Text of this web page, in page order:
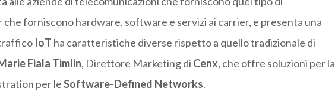
forniscono hardware, software e servizi ai carrier, e presenta una
IoT ha caratteristiche diverse rispetto a quello tradizionale di
Fiala Timlin, Direttore Marketing di Cenx, che offre soluzioni per la
per leSoftware-Defined Networks.